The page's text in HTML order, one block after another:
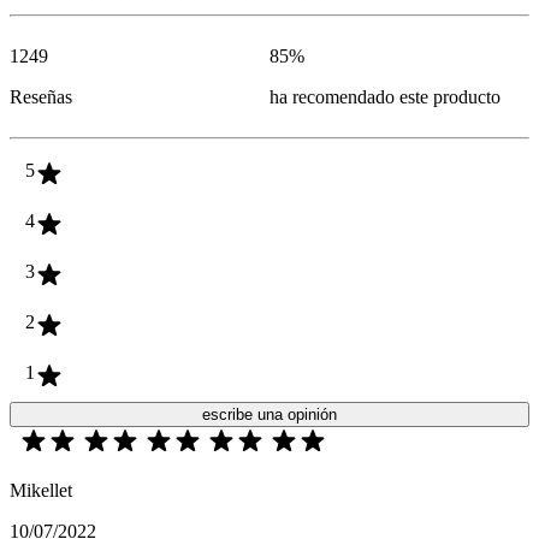
1249
Reseñas
85%
ha recomendado este producto
5
4
3
2
1
escribe una opinión
Mikellet
10/07/2022